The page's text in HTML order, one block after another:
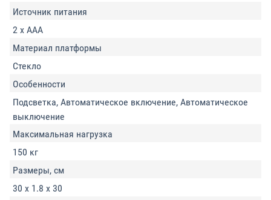
Источник питания
2 x AАА
Материал платформы
Стекло
Особенности
Подсветка, Автоматическое включение, Автоматическое
выключение
Максимальная нагрузка
150 кг
Размеры, см
30 x 1.8 x 30